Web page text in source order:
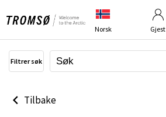
Norsk Gjest
Om bildebanken
Filtrer søk
Tilbake